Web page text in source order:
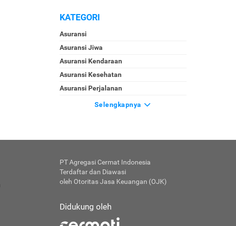
KATEGORI
Asuransi
Asuransi Jiwa
Asuransi Kendaraan
Asuransi Kesehatan
Asuransi Perjalanan
Selengkapnya
PT Agregasi Cermat Indonesia
Terdaftar dan Diawasi
oleh Otoritas Jasa Keuangan (OJK)
Didukung oleh